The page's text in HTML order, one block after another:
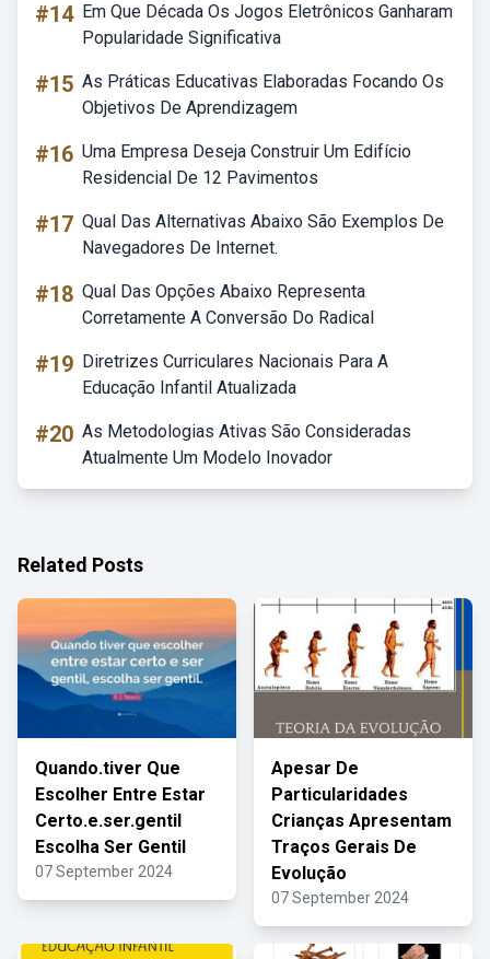
#14 Em Que Década Os Jogos Eletrônicos Ganharam
Popularidade Significativa
#15 As Práticas Educativas Elaboradas Focando Os
Objetivos De Aprendizagem
#16 Uma Empresa Deseja Construir Um Edifício
Residencial De 12 Pavimentos
#17 Qual Das Alternativas Abaixo São Exemplos De
Navegadores De Internet.
#18 Qual Das Opções Abaixo Representa
Corretamente A Conversão Do Radical
#19 Diretrizes Curriculares Nacionais Para A
Educação Infantil Atualizada
#20 As Metodologias Ativas São Consideradas
Atualmente Um Modelo Inovador
Related Posts
Quando.tiver Que
Escolher Entre Estar
Certo.e.ser.gentil
Escolha Ser Gentil
07 September 2024
Apesar De
Particularidades
Crianças Apresentam
Traços Gerais De
Evolução
07 September 2024